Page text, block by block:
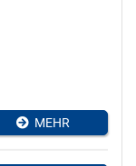
MEHR